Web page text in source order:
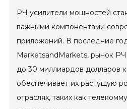
РЧ усилители мощностей
важными компонентами
приложений. В последние
MarketsandMarkets, рынок РЧ
до 30 миллиардов долларов к
обеспечивает их растущую
отраслях, таких как